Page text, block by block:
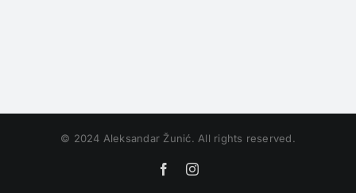
© 2024 Aleksandar Žunić. All rights reserved.
FacebookInstagram